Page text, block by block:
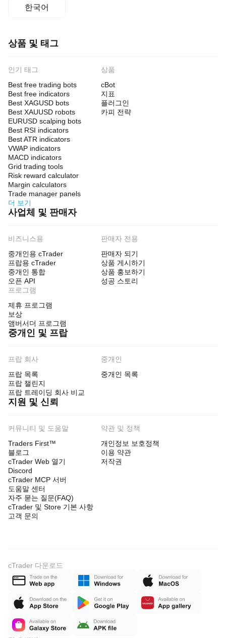
한국어
상품 및 태그
인기 태그
Best free trading bots
Best free indicators
Best XAGUSD bots
Best XAUUSD robots
EURUSD scalping bots
Best RSI indicators
Best ATR indicators
VWAP indicators
MACD indicators
Grid trading tools
Risk reward calculator
Margin calculators
Trade manager panels
더 보기
상품
cBot
지표
플러그인
카피 전략
사업체 및 판매자
비즈니스용
중개인용 cTrader
프랍용 cTrader
중개인 통합
오픈 API
판매자 전용
판매자 되기
상품 게시하기
상품 홍보하기
성공 스토리
프로그램
제휴 프로그램
보상
앰버서더 프로그램
중개인 및 프랍
프랍 회사
프랍 목록
프랍 챌린지
프랍 트레이딩 회사 비교
중개인
중개인 목록
지원 및 신뢰
커뮤니티 및 도움말
Traders First™
블로그
cTrader Web 열기
Discord
cTrader MCP 서버
도움말 센터
자주 묻는 질문(FAQ)
cTrader 및 Store 기본 사항
고객 문의
약관 및 정책
개인정보 보호정책
이용 약관
저작권
cTrader 다운로드